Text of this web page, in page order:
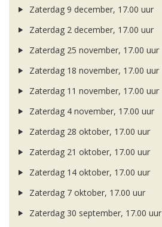
Zaterdag 9 december, 17.00 uur
Zaterdag 2 december, 17.00 uur
Zaterdag 25 november, 17.00 uur
Zaterdag 18 november, 17.00 uur
Zaterdag 11 november, 17.00 uur
Zaterdag 4 november, 17.00 uur
Zaterdag 28 oktober, 17.00 uur
Zaterdag 21 oktober, 17.00 uur
Zaterdag 14 oktober, 17.00 uur
Zaterdag 7 oktober, 17.00 uur
Zaterdag 30 september, 17.00 uur